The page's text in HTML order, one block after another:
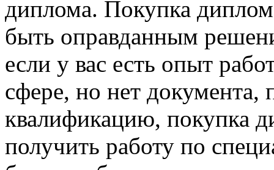
диплома. Покупка
быть оправданным
если у вас есть опыт
сфере, но нет
квалификацию, покупка
получить работу по